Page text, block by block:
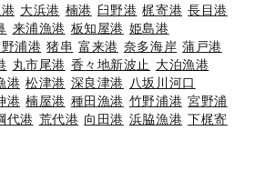
大浜港 楠港 臼野港 梶寄港 長目港
来浦漁港 板知屋港 姫島港
浦港 猪串 富来港 奈多海岸 蒲戸港
丸市尾港 香々地新波止
大泊漁港
港 松津港 深良津港 八坂川河口
港 楠屋港 種田漁港 竹野浦港 宮野浦
代港 荒代港 向田港 浜脇漁港 下梶寄